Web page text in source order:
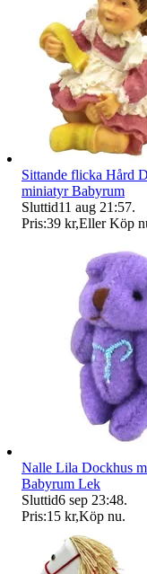
Sittande flicka Hård
miniatyr Babyrum
Sluttid11 aug 21:57.
Pris:39 kr,Eller Köp
Nalle Lila Dockhus
Babyrum Lek
Sluttid6 sep 23:48.
Pris:15 kr,Köp nu.